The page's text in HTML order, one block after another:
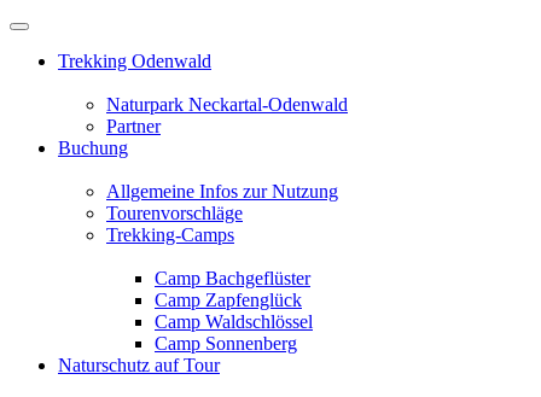
Trekking Odenwald
Naturpark Neckartal-Odenwald
Partner
Buchung
Allgemeine Infos zur Nutzung
Tourenvorschläge
Trekking-Camps
Camp Bachgeflüster
Camp Zapfenglück
Camp Waldschlössel
Camp Sonnenberg
Naturschutz auf Tour